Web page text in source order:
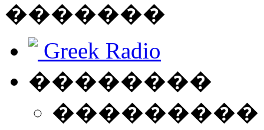
�������
Greek Radio
��������